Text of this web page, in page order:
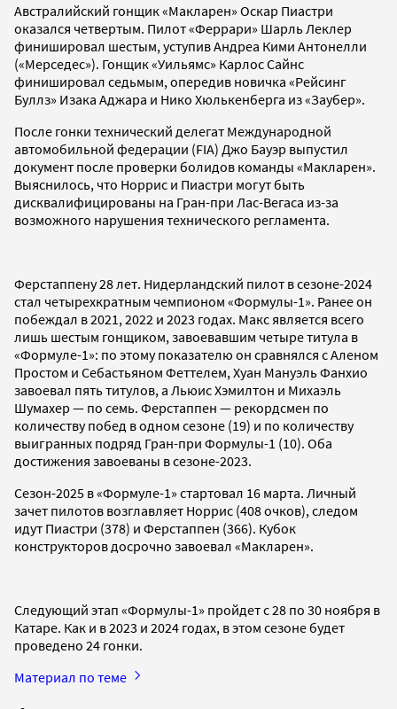
Австралийский гонщик «Макларен» Оскар Пиастри
оказался четвертым. Пилот «Феррари» Шарль Леклер
финишировал шестым, уступив Андреа Кими Антонелли
(«Мерседес»). Гонщик «Уильямс» Карлос Сайнс
финишировал седьмым, опередив новичка «Рейсинг
Буллз» Изака Аджара и Нико Хюлькенберга из «Заубер».
После гонки технический делегат Международной
автомобильной федерации (FIA) Джо Бауэр выпустил
документ после проверки болидов команды «Макларен».
Выяснилось, что Норрис и Пиастри могут быть
дисквалифицированы на Гран-при Лас-Вегаса из-за
возможного нарушения технического регламента.
Ферстаппену 28 лет. Нидерландский пилот в сезоне-2024
стал четырехкратным чемпионом «Формулы-1». Ранее он
побеждал в 2021, 2022 и 2023 годах. Макс является всего
лишь шестым гонщиком, завоевавшим четыре титула в
«Формуле-1»: по этому показателю он сравнялся с Аленом
Простом и Себастьяном Феттелем, Хуан Мануэль Фанхио
завоевал пять титулов, а Льюис Хэмилтон и Михаэль
Шумахер — по семь. Ферстаппен — рекордсмен по
количеству побед в одном сезоне (19) и по количеству
выигранных подряд Гран-при Формулы-1 (10). Оба
достижения завоеваны в сезоне-2023.
Сезон-2025 в «Формуле-1» стартовал 16 марта. Личный
зачет пилотов возглавляет Норрис (408 очков), следом
идут Пиастри (378) и Ферстаппен (366). Кубок
конструкторов досрочно завоевал «Макларен».
Следующий этап «Формулы-1» пройдет с 28 по 30 ноября в
Катаре. Как и в 2023 и 2024 годах, в этом сезоне будет
проведено 24 гонки.
Материал по теме